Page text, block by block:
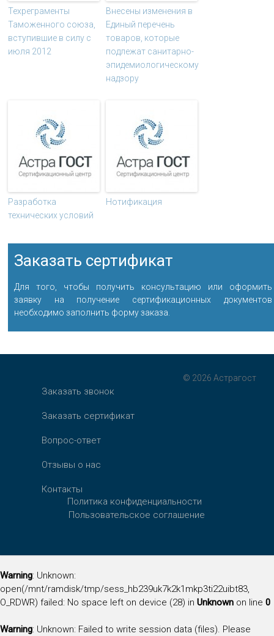
Техреграменты
Таможенного союза,
вступившие в силу с
июля 2012
Внесены изменения в
Единый перечень
товаров, которые
подлежат санитарно-
эпидемиологическому
надзору
Разработка
технических условий
Нотификация
Заказать сертификат
Для того, чтобы получить консультацию или оформить
заявку на получение сертификационных документов
необходимо заполнить форму заказа.
Заказать звонок
Заказать сертификат
Вопрос-ответ
Отзывы о нас
Контакты
© 2026 Астрагост
Политика конфиденциальности
Пользовательское соглашение
Warning: Unknown:
open(/mnt/ramdisk/tmp/sess_hb239uk7k2k1mkp3ti22uibt83,
O_RDWR) failed: No space left on device (28) in Unknown on line 0
Warning: Unknown: Failed to write session data (files). Please